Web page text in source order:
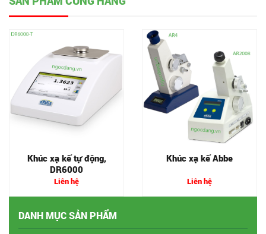
Khúc xạ kế tự động,
DR6000
Liên hệ
Khúc xạ kế Abbe
Liên hệ
DANH MỤC SẢN PHẨM